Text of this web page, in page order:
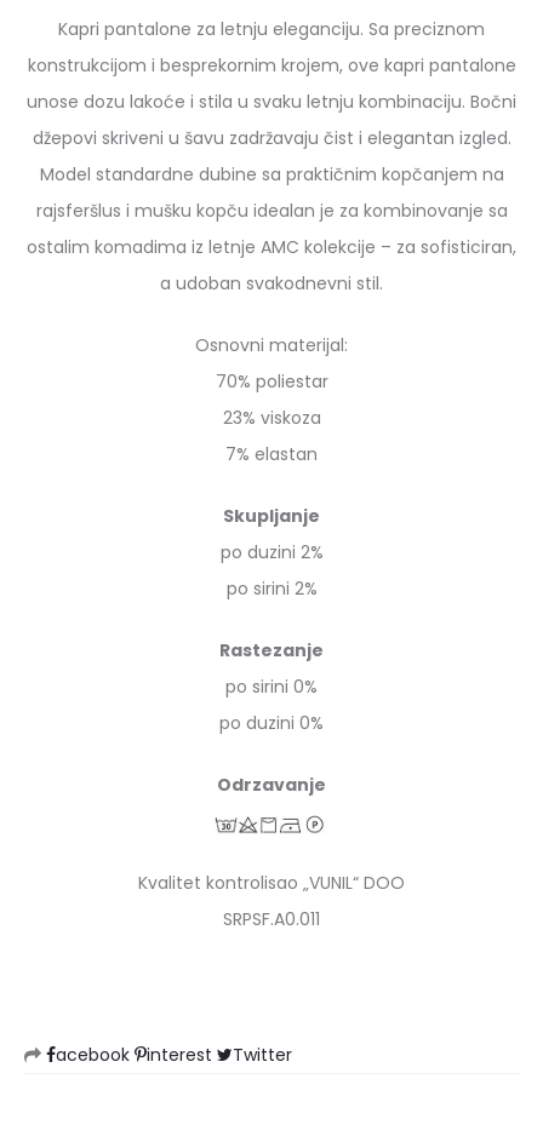
Kapri pantalone za letnju eleganciju. Sa preciznom
konstrukcijom i besprekornim krojem, ove kapri pantalone
unose dozu lakoće i stila u svaku letnju kombinaciju. Bočni
džepovi skriveni u šavu zadržavaju čist i elegantan izgled.
Model standardne dubine sa praktičnim kopčanjem na
rajsferšlus i mušku kopču idealan je za kombinovanje sa
ostalim komadima iz letnje AMC kolekcije – za sofisticiran,
a udoban svakodnevni stil.
Osnovni materijal:
70% poliestar
23% viskoza
7% elastan
Skupljanje
po duzini 2%
po sirini 2%
Rastezanje
po sirini 0%
po duzini 0%
Odrzavanje
Kvalitet kontrolisao „VUNIL“ DOO
SRPSF.A0.011
acebook interest Twitter